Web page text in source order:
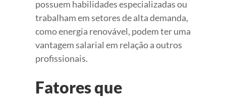
possuem habilidades especializadas ou
trabalham em setores de alta demanda,
como energia renovável, podem ter uma
vantagem salarial em relação a outros
profissionais.
Fatores que